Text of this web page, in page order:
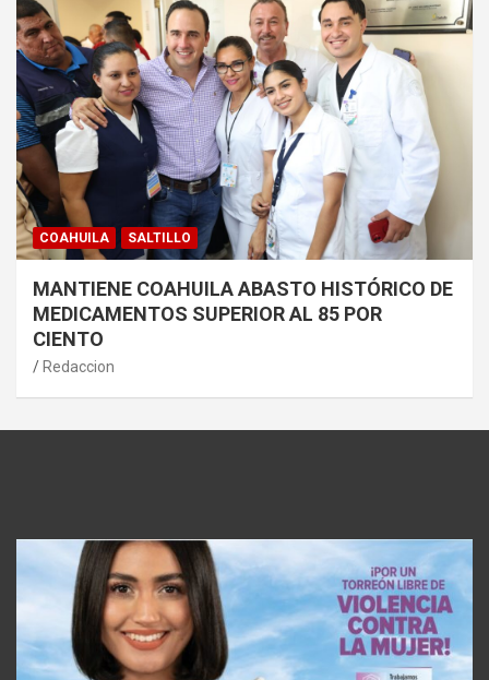
COAHUILA SALTILLO
MANTIENE COAHUILA ABASTO HISTÓRICO DE
MEDICAMENTOS SUPERIOR AL 85 POR
CIENTO
Redaccion